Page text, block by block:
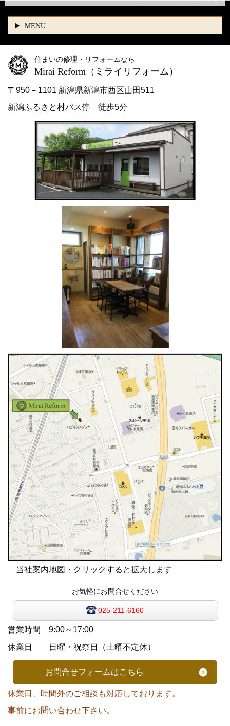
MENU
住まいの修理・リフォームなら
Mirai Reform （ミライリフォーム）
〒950－1101 新潟県新潟市西区山田511
新潟ふるさと村バス停 徒歩5分
当社案内地図・クリックすると拡大します
お気軽にお問合せください
025-211-6160
営業時間 9:00～17:00
休業日 日曜・祝祭日（土曜不定休）
お問合せフォームはこちら
休業日、時間外のご相談も対応しております。
事前にお問い合わせ下さい。